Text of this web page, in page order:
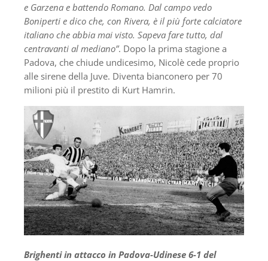
e Garzena e battendo Romano. Dal campo vedo
Boniperti e dico che, con Rivera, è il più forte calciatore
italiano che abbia mai visto. Sapeva fare tutto, dal
centravanti al mediano”. Dopo la prima stagione a
Padova, che chiude undicesimo, Nicolè cede proprio
alle sirene della Juve. Diventa bianconero per 70
milioni più il prestito di Kurt Hamrin.
Brighenti in attacco in Padova-Udinese 6-1 del